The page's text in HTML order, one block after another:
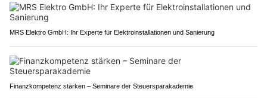
MRS Elektro GmbH: Ihr Experte für Elektroinstallationen und Sanierung
Finanzkompetenz stärken – Seminare der Steuersparakademie